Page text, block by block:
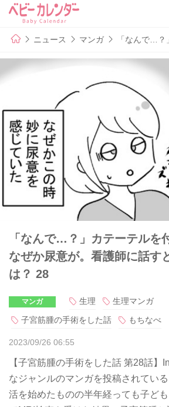
ニュース マンガ 「なんで…
「なんで…？」カテーテルを
なぜか尿意が。看護師に話す
は？ 28
マンガ 生理
生理マンガ
子宮筋腫の手術をした話
もちなべ
2023/09/26 06:55
【子宮筋腫の手術をした話 第28話】
なジャンルのマンガを投稿されてい
活を始めたものの半年経っても子ど